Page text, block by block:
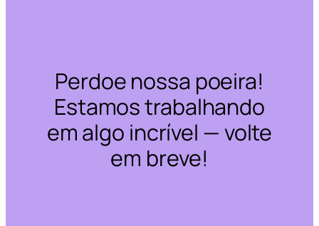
Perdoe nossa poeira!
Estamos trabalhando
em algo incrível — volte
em breve!